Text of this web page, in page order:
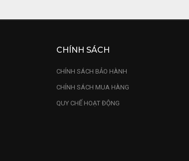
CHÍNH SÁCH
CHÍNH SÁCH BẢO HÀNH
CHÍNH SÁCH MUA HÀNG
QUY CHẾ HOẠT ĐỘNG